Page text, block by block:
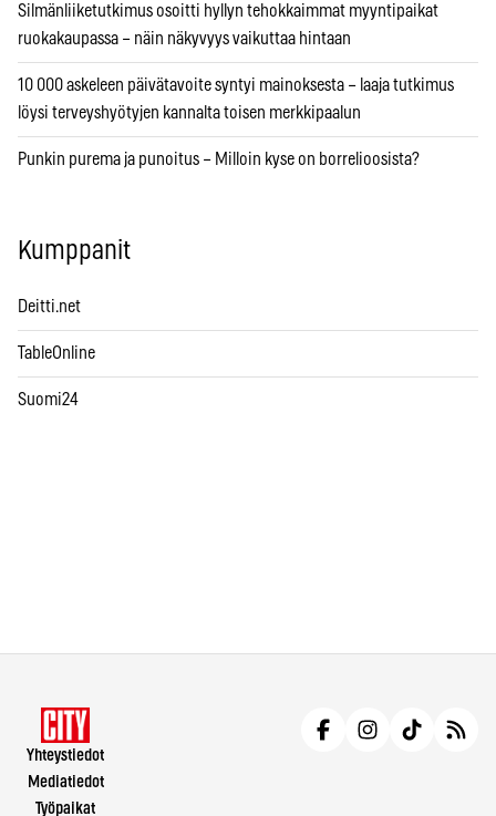
Silmänliiketutkimus osoitti hyllyn tehokkaimmat myyntipaikat
ruokakaupassa – näin näkyvyys vaikuttaa hintaan
10 000 askeleen päivätavoite syntyi mainoksesta – laaja tutkimus
löysi terveyshyötyjen kannalta toisen merkkipaalun
Punkin purema ja punoitus – Milloin kyse on borrelioosista?
Kumppanit
Deitti.net
TableOnline
Suomi24
Yhteystiedot
Mediatiedot
Työpaikat